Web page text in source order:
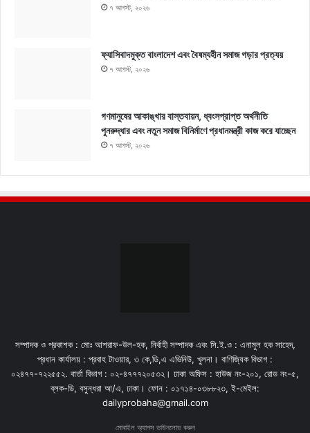
৭ আগস্ট, ২০২৬
ফ্যাসিবাদমুক্ত বাংলাদেশ এবং বৈষম্যহীন সমাজ গড়ার প্রত্যয়
৭ আগস্ট, ২০২৬
গণমানুষের আকাঙ্খার বাস্তবায়ন, ধ্বংসপ্রাপ্ত অর্থনীতি
পুনরুদ্ধার এবং নতুন সমাজ বিনির্মাণে প্রধানমন্ত্রী কাজ করে যাচ্ছেন
৭ আগস্ট, ২০২৬
সম্পাদক ও প্রকাশক : মোঃ আশরাফ-উল-হক, নির্বাহী সম্পাদক এবং সি.ই.ও : এনামুল হক সাহেদ,
প্রধান কার্যালয় : প্রবাহ টাওয়ার, ৩ কে,ডি,এ এভিনিউ, খুলনা। বাণিজ্যিক বিভাগ :
০২৪৭৭-৭২২৫৫২. বার্তা বিভাগ : ০২-৪৭৭৭২০৫৩২। ঢাকা অফিস : হাউজ নং-২০১, রোড নং-৫,
ব্লক-ডি, বসুন্ধরা আ/এ, ঢাকা। ফোন : ০১৭১৪-০৩৮৮২৩, ই-মেইল:
dailyprobaha@gmail.com
মোবাইল অ্যাপস ডাউনলোড করুন